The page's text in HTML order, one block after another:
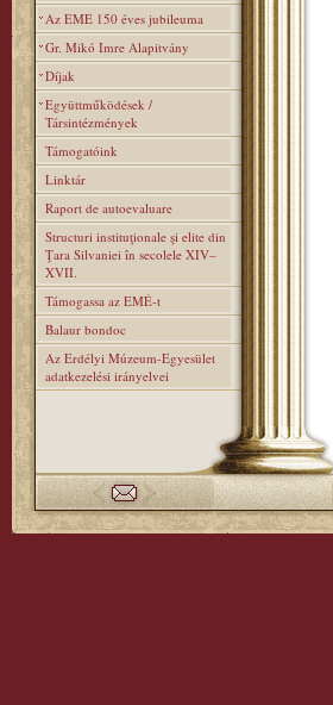
Az EME 150 éves jubileuma
Gr. Mikó Imre Alapitvány
Díjak
Együttműködések /
Társintézmények
Támogatóink
Linktár
Raport de autoevaluare
Structuri instituţionale şi elite din
Ţara Silvaniei în secolele XIV–
XVII.
Támogassa az EMÉ-t
Balaur bondoc
Az Erdélyi Múzeum-Egyesület
adatkezelési irányelvei